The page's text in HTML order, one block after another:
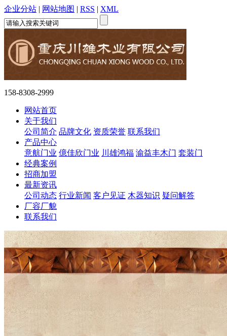
企业分站 | 网站地图 | RSS | XML
158-8308-2999
网站首页
关于我们
公司简介 品牌文化 资质荣誉 联系我们
产品中心
意航门业 億佳欣门业 川雄鸿福 渝益丰木门 套装门
经典案例
招商加盟
最新资讯
公司动态 行业新闻 客户见证 木器知识 疑问解答
厂容厂貌
联系我们